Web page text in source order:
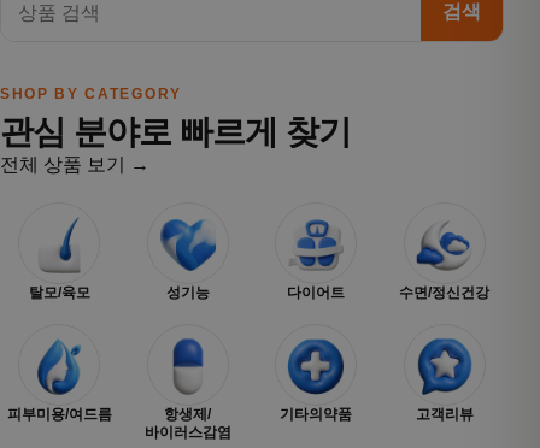
검색
SHOP BY CATEGORY
관심 분야로 빠르게 찾기
전체 상품 보기 →
탈모/육모 성기능 다이어트 수면/정신건강
피부미용/여드름
항생제/
바이러스감염
기타의약품 고객리뷰